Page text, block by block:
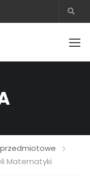
przedmiotowe
Matematyki